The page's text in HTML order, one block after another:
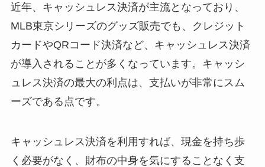
近年、キャッシュレス決済が主流となっており、
MLB東京シリーズのグッズ販売でも、クレジット
カードやQRコード決済など、キャッシュレス決済
が導入されることが多くなっています。キャッシ
ュレス決済の最大の利点は、支払いが非常にスム
ーズである点です。
キャッシュレス決済を利用すれば、現金を持ち歩
く必要がなく、財布の中身を気にすることなく支